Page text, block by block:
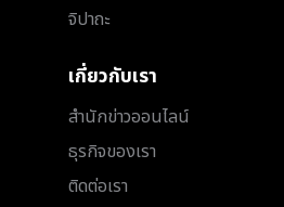
จิปาถะ
เกี่ยวกับเรา
สำนักข่าวออนไลน์
ธุรกิจของเรา
ติดต่อเรา